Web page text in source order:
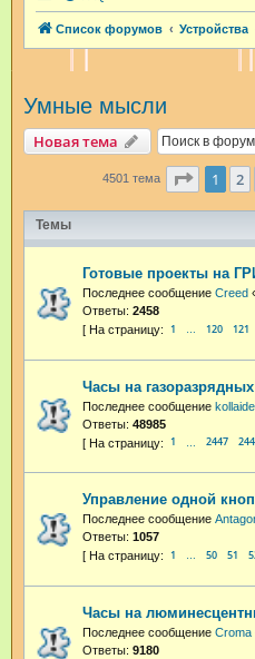
Список форумов Устройства
Умные мысли
Новая тема
4501 тема 1 2
Темы
Готовые проекты на
Последнее сообщение Creed
Ответы: 2458
1 … 120 121
Часы на
Последнее сообщение
Ответы: 48985
1 2447
Управление одной
Последнее сообщение
Ответы: 1057
1 … 50 51
Часы на
Последнее сообщение Croma
Ответы: 9180